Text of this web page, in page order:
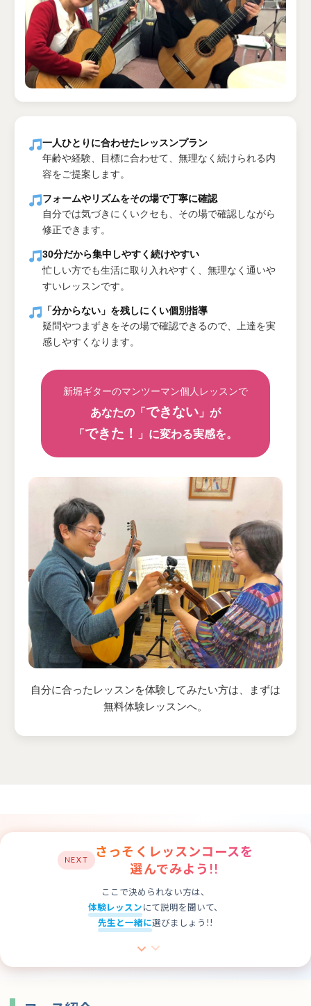
一人ひとりに合わせたレッスンプラン
年齢や経験、目標に合わせて、無理なく続けられる内
容をご提案します。
フォームやリズムをその場で丁寧に確認
自分では気づきにくいクセも、その場で確認しながら
修正できます。
30分だから集中しやすく続けやすい
忙しい方でも生活に取り入れやすく、無理なく通いや
すいレッスンです。
「分からない」を残しにくい個別指導
疑問やつまずきをその場で確認できるので、上達を実
感しやすくなります。
新堀ギターのマンツーマン個人レッスンで
あなたの「できない 」が
「できた！ 」に変わる実感を。
自分に合ったレッスンを体験してみたい方は、まずは
無料体験レッスンへ。
NEXT
さっそくレッスンコースを
選んでみよう!!
ここで決められない方は、
体験レッスン にて説明を聞いて、
先生と一緒に選びましょう!!